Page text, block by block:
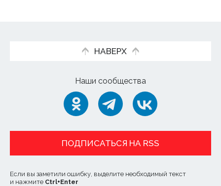
НАВЕРХ
Наши сообщества
ПОДПИСАТЬСЯ НА RSS
Если вы заметили ошибку, выделите необходимый текст
и нажмите Ctrl+Enter